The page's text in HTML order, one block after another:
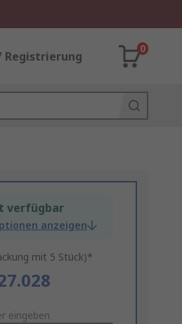
Registrierung
0
verfügbar
anzeigen
mit 5 Stück)*
eingeben